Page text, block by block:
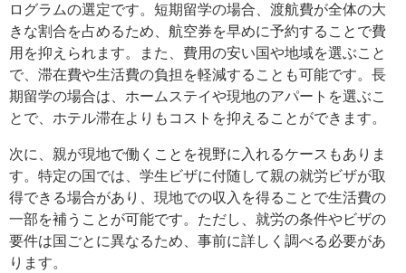
ログラムの選定です。短期留学の場合、渡航費が全体の大
きな割合を占めるため、航空券を早めに予約することで費
用を抑えられます。また、費用の安い国や地域を選ぶこと
で、滞在費や生活費の負担を軽減することも可能です。長
期留学の場合は、ホームステイや現地のアパートを選ぶこ
とで、ホテル滞在よりもコストを抑えることができます。
次に、親が現地で働くことを視野に入れるケースもありま
す。特定の国では、学生ビザに付随して親の就労ビザが取
得できる場合があり、現地での収入を得ることで生活費の
一部を補うことが可能です。ただし、就労の条件やビザの
要件は国ごとに異なるため、事前に詳しく調べる必要があ
ります。